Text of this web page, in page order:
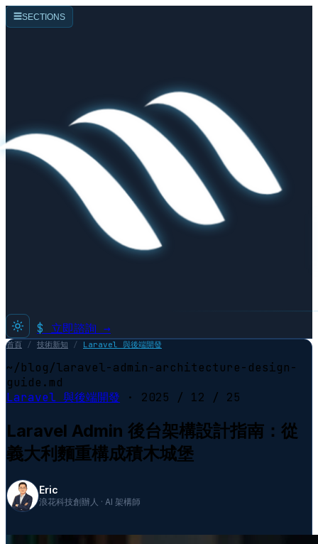
☰SECTIONS
$ 立即諮詢 →
首頁 / 技術新知 / Laravel 與後端開發
~/blog/laravel-admin-architecture-design-
guide.md
Laravel 與後端開發 · 2025 / 12 / 25
Laravel Admin 後台架構設計指南：從
義大利麵重構成積木城堡
Eric
浪花科技創辦人 · AI 架構師